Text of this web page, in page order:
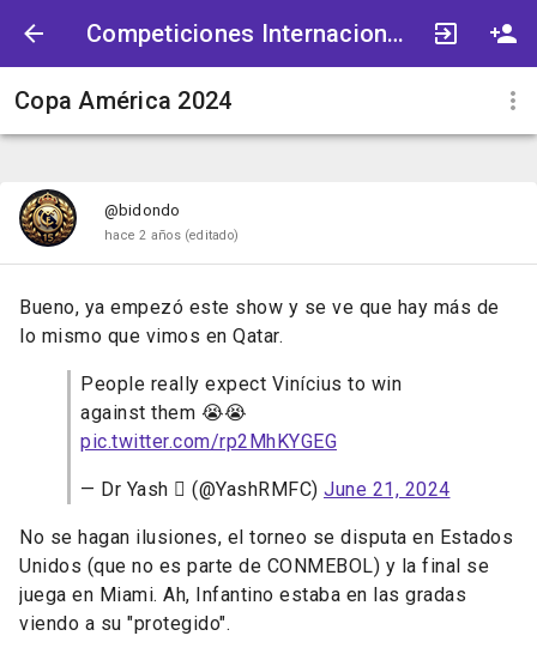
Competiciones Internacionales
Copa América 2024
@bidondo
hace 2 años (editado)
Bueno, ya empezó este show y se ve que hay más de
lo mismo que vimos en Qatar.
People really expect Vinícius to win
against them 😭😭
pic.twitter.com/rp2MhKYGEG
— Dr Yash  (@YashRMFC) June 21, 2024
No se hagan ilusiones, el torneo se disputa en Estados
Unidos (que no es parte de CONMEBOL) y la final se
juega en Miami. Ah, Infantino estaba en las gradas
viendo a su "protegido".